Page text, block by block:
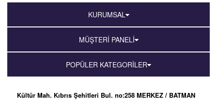
KURUMSAL
MÜŞTERİ PANELİ
POPÜLER KATEGORİLER
Kültür Mah. Kıbrıs Şehitleri Bul. no:258 MERKEZ / BATMAN